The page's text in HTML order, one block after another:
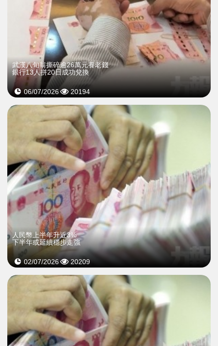
武漢八旬翁撕碎逾26萬元養老錢
銀行13人拼20日成功兌換
06/07/2026 20194
人民幣上半年升近3%
下半年或延續穩步走強
02/07/2026 20209